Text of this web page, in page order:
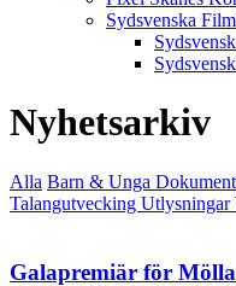
Sydsvenska
Nyhetsarkiv
Alla Barn & Unga
Talangutvecking Utlysningar
Galapremiär för